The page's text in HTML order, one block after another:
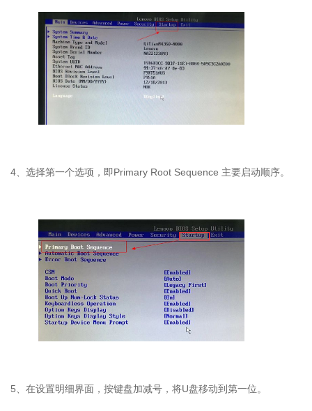
4 、选择第一个选项，即Primary Root Sequence 主要启动顺序。
5、在设置明细界面，按键盘加减号，将U盘移动到第一位。